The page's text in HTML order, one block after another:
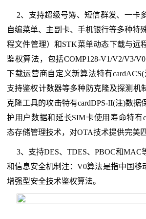
2、支持超级号簿、短信群发、一卡
自编菜单、主副卡、手机银行等多种特
程文件管理）和STK菜单动态下载与远
鉴权算法，包括COMP128-V1/V2/V3/
下载运营商自定义新算法特有cardACS(
支持鉴权计数器等多种防克隆及探测机
克隆工具的攻击特有cardDPS-II(注)数据
护用户数据和延长SIM卡使用寿命特有
态存储管理技术，对OTA技术提供完美匹
3、支持DES、TDES、PBOC和MAC
和信息安全机制注：V0算法是指中国移
增强型安全技术鉴权算法。